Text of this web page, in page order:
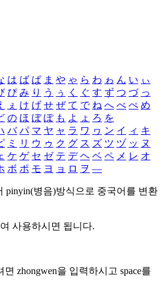
は ば ぱ ま や ゃ ら わ ゎ ん い ぃ
ぴ み り う ぅ く ぐ す ず つ づ っ
ぇ け げ せ ぜ て で ね へ べ ぺ め
の ほ ぼ ぽ も よ ょ ろ を
バ パ マ ヤ ャ ラ ワ ヮ ン イ ィ キ
ミ リ ウ ゥ ク グ ス ズ ツ ヅ ッ ヌ
ケ ゲ セ ゼ テ デ ヘ ベ ペ メ レ オ
ボ ポ モ ヨ ョ ロ ヲ ―
pinyin(병음)방식으로 중국어를 변환
사용하시면 됩니다.
면 zhongwen을 입력하시고 space를